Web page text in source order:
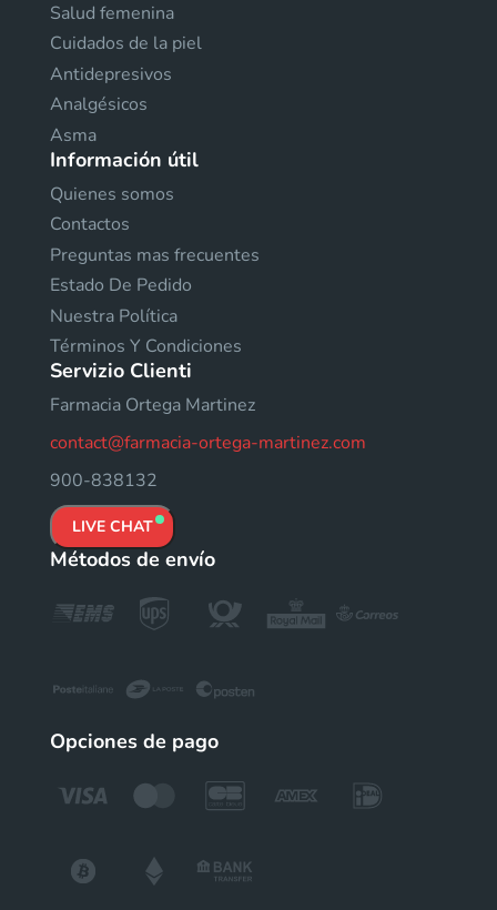
Salud femenina
Cuidados de la piel
Antidepresivos
Analgésicos
Asma
Información útil
Quienes somos
Contactos
Preguntas mas frecuentes
Estado De Pedido
Nuestra Política
Términos Y Condiciones
Servizio Clienti
Farmacia Ortega Martinez
contact@farmacia-ortega-martinez.com
900-838132
LIVE CHAT
Métodos de envío
Opciones de pago